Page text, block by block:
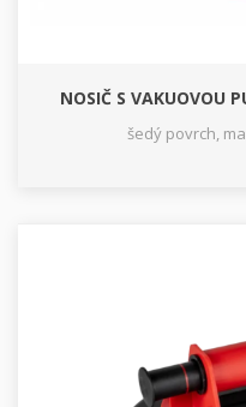
NOSIČ S VAKUOVOU
šedý povrch,